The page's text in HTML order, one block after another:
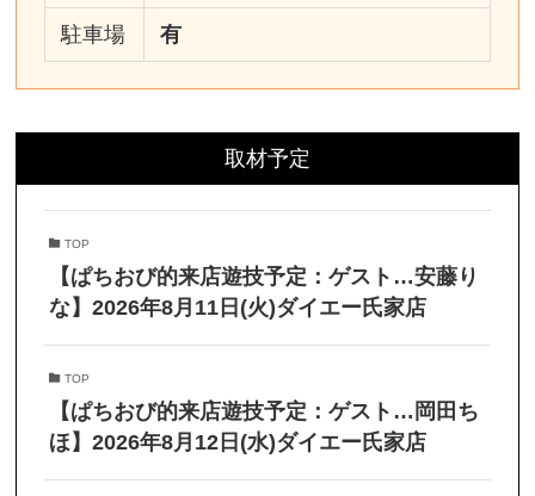
駐車場 有
取材予定
TOP
【ぱちおび的来店遊技予定：ゲスト…安藤り
な】2026年8月11日(火)ダイエー氏家店
TOP
【ぱちおび的来店遊技予定：ゲスト…岡田ち
ほ】2026年8月12日(水)ダイエー氏家店